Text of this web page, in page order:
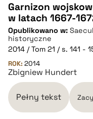
CZYSTY TEKST
pobierz cytat
BIBTEX
pobierz cytat
Garnizon
w latach 1667-
Opublikowano w:
historyczne
2014 / Tom 21 / s. 141 -
ROK: 2014
Zbigniew Hundert
Pełny tekst